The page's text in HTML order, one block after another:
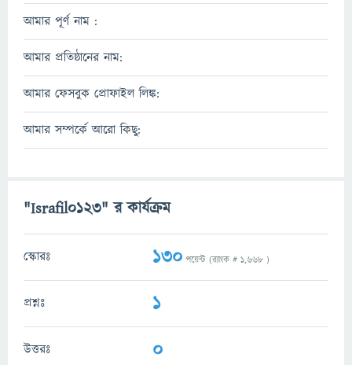
আমার পূর্ণ নাম :
আমার প্রতিষ্ঠানের নাম:
আমার ফেসবুক প্রোফাইল লিঙ্ক:
আমার সম্পর্কে আরো কিছু:
"Israfil0123" র কার্যক্রম
স্কোরঃ 130 পয়েন্ট (র‌্যাংক # 1,668 )
প্রশ্নঃ 1
উত্তরঃ 0